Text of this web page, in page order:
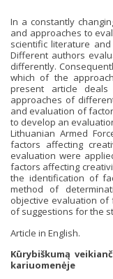
In a constantly
and approaches to
scientific literature
Different authors
differently.
which of the
present article
approaches of
and evaluation of
to develop an
Lithuanian Armed
factors affecting
evaluation were
factors affecting
the identification of
method of
objective evaluation
of suggestions for the
Article in English.
Kūrybiškumą
kariuomenėje